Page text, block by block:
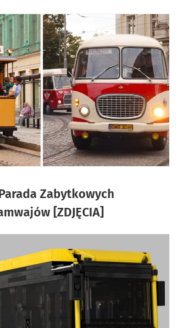
Zabytkowych
[ZDJĘCIA]